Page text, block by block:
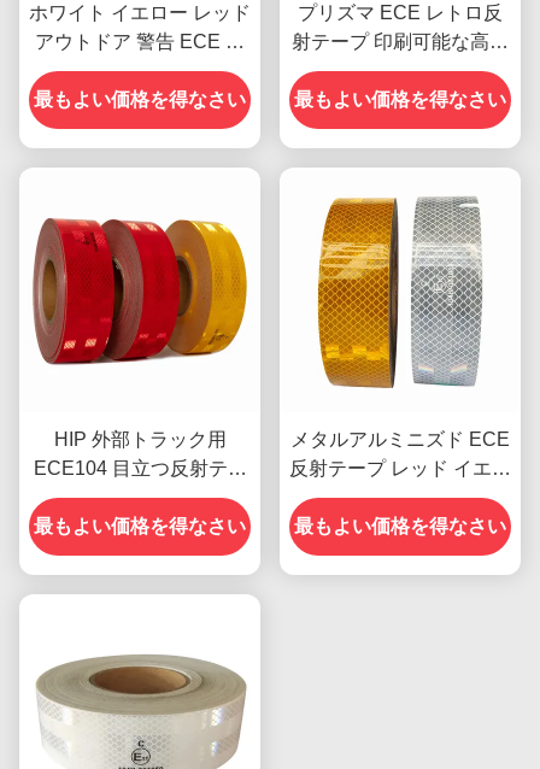
ホワイト イエロー レッド
アウトドア 警告 ECE ト
レーラー用反射テープ
最もよい価格を得なさい
プリズマ ECE レトロ反
射テープ 印刷可能な高密
度
最もよい価格を得なさい
HIP 外部トラック用
ECE104 目立つ反射テー
プ
最もよい価格を得なさい
メタルアルミニズド ECE
反射テープ レッド イエロ
ー 白 トレーラー用
最もよい価格を得なさい